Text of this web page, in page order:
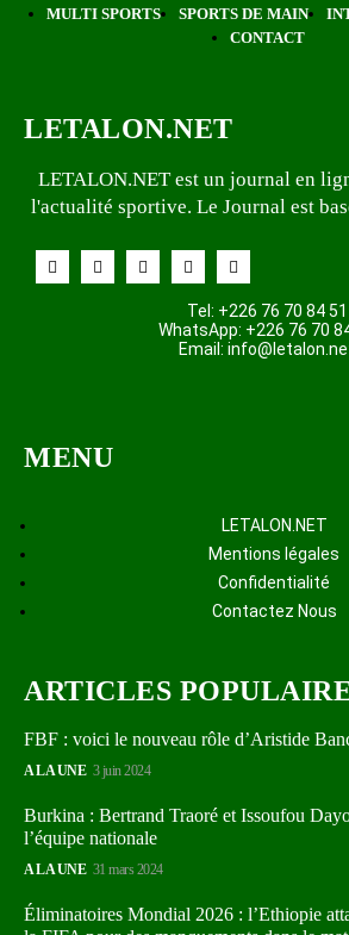
MULTI SPORTS
SPORTS DE MAIN
CONTACT
LETALON.NET
LETALON.NET est un journal en
l'actualité sportive. Le Journal est
Tel: +226 76 70 84 51
WhatsApp: +226 76 70
Email:
MENU
LETALON.NET
Mentions légales
Confidentialité
Contactez Nous
ARTICLES
FBF : voici le nouveau rôle d’Aristide
A LA UNE 3 juin 2024
Burkina : Bertrand Traoré et Issoufou
l’équipe nationale
A LA UNE 31 mars 2024
Éliminatoires Mondial 2026 : l’Ethiopie